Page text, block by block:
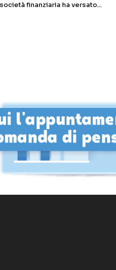
società finanziaria ha versato...